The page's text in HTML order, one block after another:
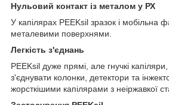
Нульовий контакт із металом у РХ
У капілярах PEEKsil зразок і мобільна
металевими поверхнями.
Легкість з'єднань
PEEKsil дуже прямі, але гнучкі
з'єднувати колонки, детектори та
жорсткішими капілярами з неіржавкої